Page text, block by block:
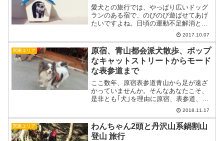
愛犬との旅行では、やっぱり広いドッグ
ランのある宿で、のびのび遊ばせてあげ
たいですよね。日頃の運動不足解消と、
ノーリードで自由気ままにストレス発散
。関東近辺で、広く綺麗なドッグランの
ある宿を5つ厳選してご紹介します。箱根
強羅ＧＵＡＭ ＤＯＧ...
2017.10.07
関東エリア
原宿、青山都会派犬散歩、ポップ
なキャットストリートからモード
な表参道まで
ここ数年、原宿表参道青山から足が遠ざ
かっていませんか。そんなあなたこそ、
是非とも｢犬｣を理由に原宿、表参道、青
山方面にお出かけしてみませんか。さあ
ストリートファッション聖地のポップな
キャットストリートからスタートして、
モードな表参道青山まで...
2018.11.17
関東エリア
わんちゃん2頭と丹沢山系鍋割山
登山 旅行